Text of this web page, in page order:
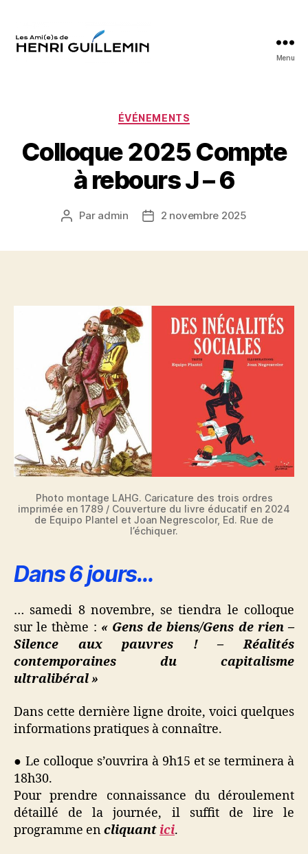
Menu
Catégories
ÉVÉNEMENTS
Colloque 2025 Compte
à rebours J – 6
Auteur
Par admin
Date2 novembre 2025
Photo montage LAHG. Caricature des trois ordres
imprimée en 1789 / Couverture du livre éducatif en 2024
de Equipo Plantel et Joan Negrescolor, Ed. Rue de
l’échiquer.
Dans 6 jours…
… samedi 8 novembre, se tiendra le colloque
sur le thème : « Gens de biens/Gens de rien –
Silence aux pauvres ! – Réalités
contemporaines du capitalisme
ultralibéral »
Dans cette dernière ligne droite, voici quelques
informations pratiques à connaître.
● Le colloque s’ouvrira à 9h15 et se terminera à
18h30.
Pour prendre connaissance du déroulement
détaillé de la journée, il suffit de lire le
programme encliquant ici.